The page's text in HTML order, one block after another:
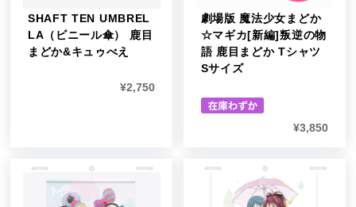
SHAFT TEN UMBREL
LA（ビニール傘） 鹿目
まどか&キュゥべえ
¥2,750
劇場版 魔法少女まどか
☆マギカ[新編]叛逆の物
語 鹿目まどか Tシャツ
Sサイズ
¥3,850